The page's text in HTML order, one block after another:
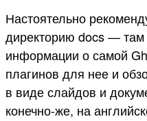
Настоятельно
директорию docs — там
информации о самой
плагинов для нее и
в виде слайдов и
конечно-же, на